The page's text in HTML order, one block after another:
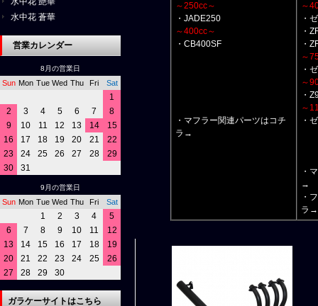
～250cc～
・JADE250
～400cc～
・CB400SF
・マフラー関連パーツはコチ
ラ→
～
・
・
・
～
・
～
・
～
・
・
→
・
ラ→
水中花 蒼華
営業カレンダー
8月の営業日
Sun Mon Tue Wed Thu Fri Sat
1
2
3 4 5 6 7
8
9
10 11 12 13 14
15
16
17 18 19 20 21
22
23
24 25 26 27 28
29
30
31
9月の営業日
Sun Mon Tue Wed Thu Fri Sat
1 2 3 4
5
6
7 8 9 10 11
12
13
14 15 16 17 18
19
20
21 22 23 24 25
26
27
28 29 30
ガラケーサイトはこちら